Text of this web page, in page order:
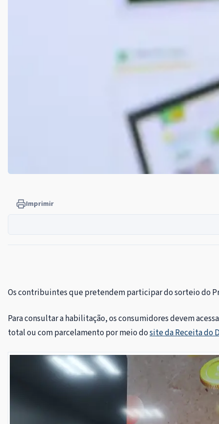
Imprimir
Os contribuintes que pretendem participar do sorteio do
Para consultar a habilitação, os consumidores devem
total ou com parcelamento por meio dosite da Receita do